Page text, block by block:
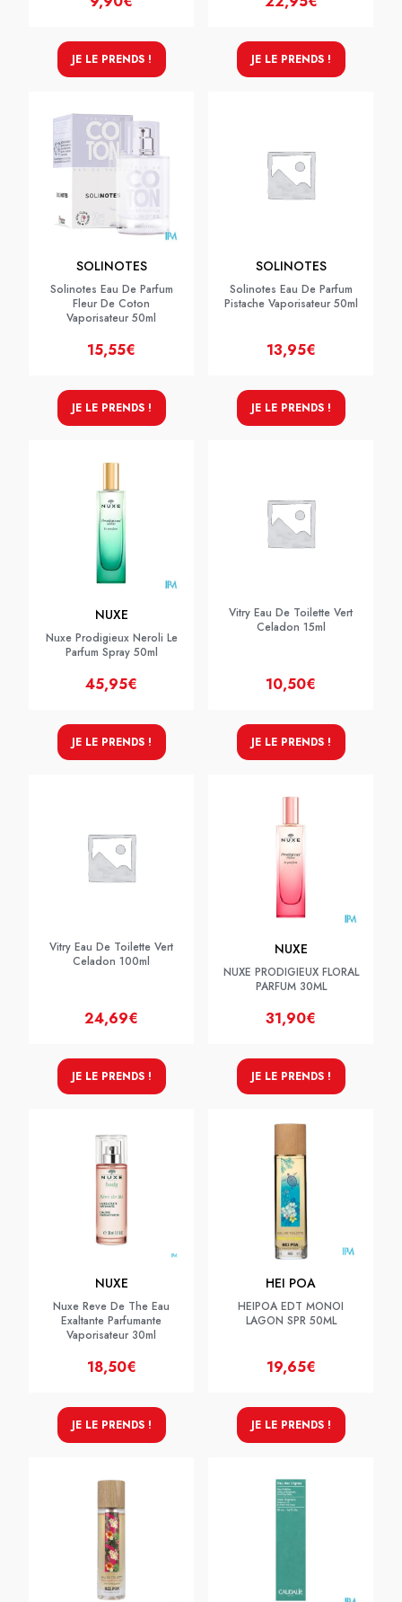
JE LE PRENDS ! JE LE PRENDS !
SOLINOTES
Solinotes Eau De Parfum
Fleur De Coton
Vaporisateur 50ml
15,55€
JE LE PRENDS !
SOLINOTES
Solinotes Eau De Parfum
Pistache Vaporisateur 50ml
13,95€
JE LE PRENDS !
NUXE
Nuxe Prodigieux Neroli Le
Parfum Spray 50ml
45,95€
JE LE PRENDS !
Vitry Eau De Toilette Vert
Celadon 15ml
10,50€
JE LE PRENDS !
Vitry Eau De Toilette Vert
Celadon 100ml
24,69€
JE LE PRENDS !
NUXE
NUXE PRODIGIEUX FLORAL
PARFUM 30ML
31,90€
JE LE PRENDS !
NUXE
Nuxe Reve De The Eau
Exaltante Parfumante
Vaporisateur 30ml
18,50€
JE LE PRENDS !
HEI POA
HEIPOA EDT MONOI
LAGON SPR 50ML
19,65€
JE LE PRENDS !